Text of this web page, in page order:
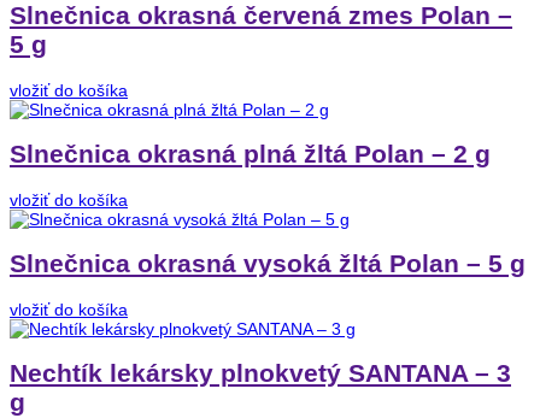
Slnečnica okrasná červená zmes Polan –
5 g
vložiť do košíka
Slnečnica okrasná plná žltá Polan – 2 g
vložiť do košíka
Slnečnica okrasná vysoká žltá Polan – 5 g
vložiť do košíka
Nechtík lekársky plnokvetý SANTANA – 3
g